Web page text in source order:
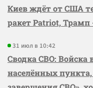
Киев ждёт от США
ракет Patriot, Трамп
31 июл в 10:42
Сводка СВО: Войска
населённых